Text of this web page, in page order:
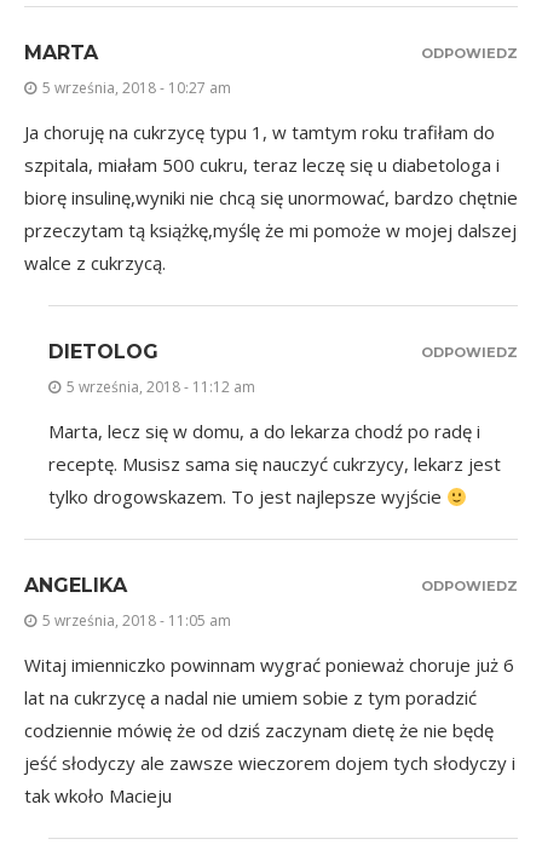
MARTA
5 września, 2018 - 10:27 am
Ja choruję na cukrzycę typu 1, w tamtym roku trafiłam do
szpitala, miałam 500 cukru, teraz leczę się u diabetologa i
biorę insulinę,wyniki nie chcą się unormować, bardzo chętnie
przeczytam tą książkę,myślę że mi pomoże w mojej dalszej
walce z cukrzycą.
ODPOWIEDZ
DIETOLOG
5 września, 2018 - 11:12 am
Marta, lecz się w domu, a do lekarza chodź po radę i
receptę. Musisz sama się nauczyć cukrzycy, lekarz jest
tylko drogowskazem. To jest najlepsze wyjście
ODPOWIEDZ
ANGELIKA
5 września, 2018 - 11:05 am
Witaj imienniczko powinnam wygrać ponieważ choruje już 6
lat na cukrzycę a nadal nie umiem sobie z tym poradzić
codziennie mówię że od dziś zaczynam dietę że nie będę
jeść słodyczy ale zawsze wieczorem dojem tych słodyczy i
tak wkoło Macieju
ODPOWIEDZ